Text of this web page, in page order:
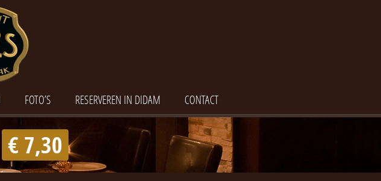
FOTO’S RESERVEREN IN DIDAM CONTACT
€ 7,30